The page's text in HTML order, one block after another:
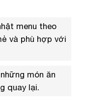
menu theo
và phù hợp với
món ăn
quay lại.